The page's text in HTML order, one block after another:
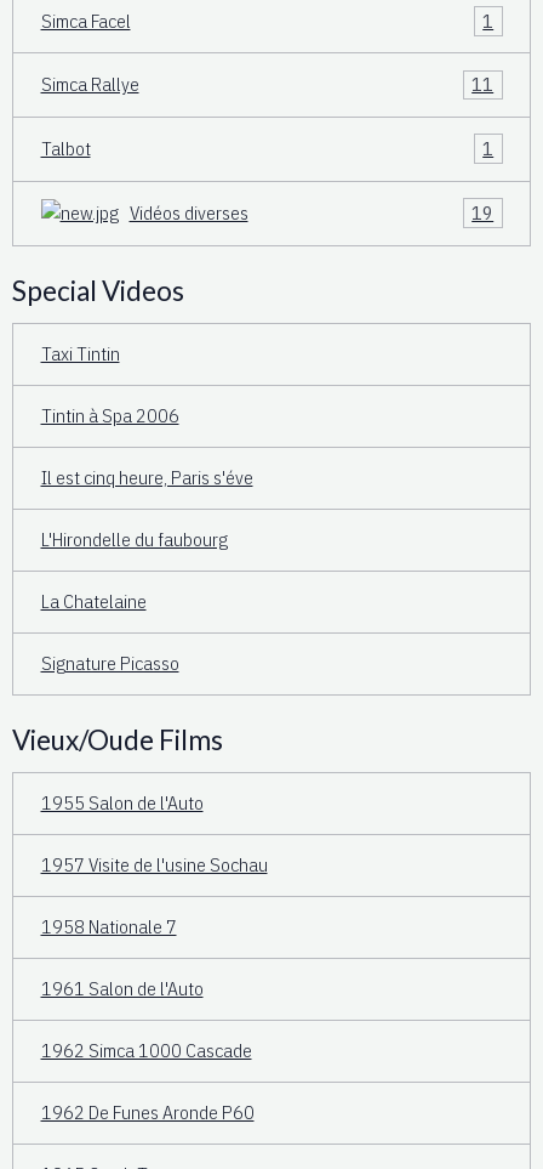
Simca Facel 1
Simca Rallye 11
Talbot 1
Vidéos diverses 19
Special Videos
Taxi Tintin
Tintin à Spa 2006
Il est cinq heure, Paris s'éve
L'Hirondelle du faubourg
La Chatelaine
Signature Picasso
Vieux/Oude Films
1955 Salon de l'Auto
1957 Visite de l'usine Sochau
1958 Nationale 7
1961 Salon de l'Auto
1962 Simca 1000 Cascade
1962 De Funes Aronde P60